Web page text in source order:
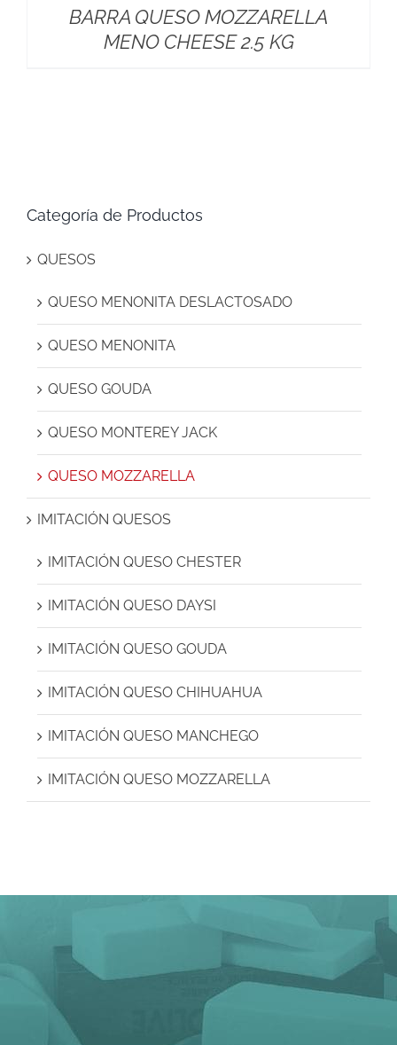
BARRA QUESO MOZZARELLA
MENO CHEESE 2.5 KG
Categoría de Productos
QUESOS
QUESO MENONITA DESLACTOSADO
QUESO MENONITA
QUESO GOUDA
QUESO MONTEREY JACK
QUESO MOZZARELLA
IMITACIÓN QUESOS
IMITACIÓN QUESO CHESTER
IMITACIÓN QUESO DAYSI
IMITACIÓN QUESO GOUDA
IMITACIÓN QUESO CHIHUAHUA
IMITACIÓN QUESO MANCHEGO
IMITACIÓN QUESO MOZZARELLA